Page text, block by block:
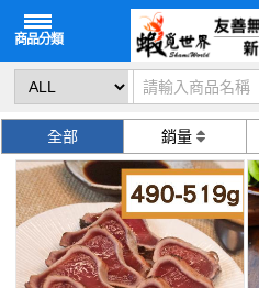
全部 銷量